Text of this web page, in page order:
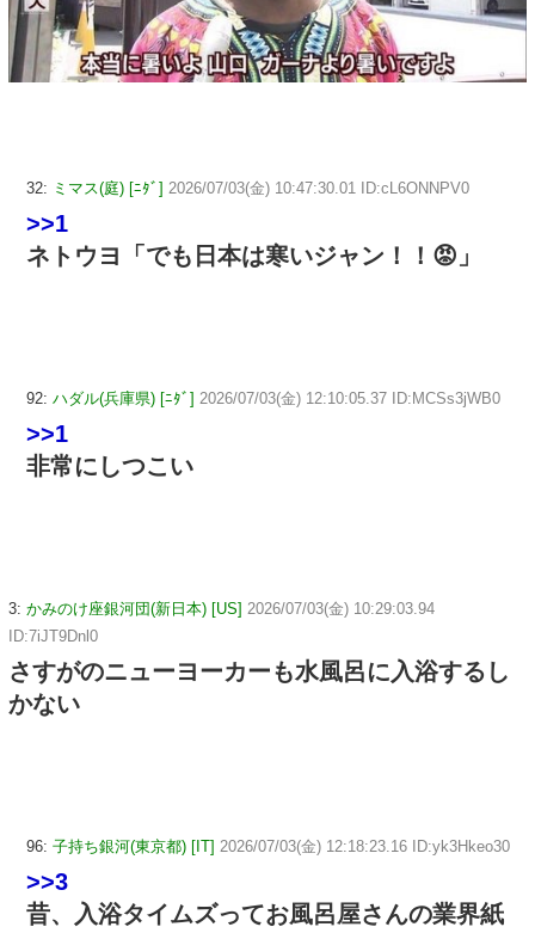
32: ミマス(庭) [ﾆﾀﾞ] 2026/07/03(金) 10:47:30.01 ID:cL6ONNPV0
>>1
ネトウヨ「でも日本は寒いジャン！！😡」
92: ハダル(兵庫県) [ﾆﾀﾞ] 2026/07/03(金) 12:10:05.37 ID:MCSs3jWB0
>>1
非常にしつこい
3: かみのけ座銀河団(新日本) [US] 2026/07/03(金) 10:29:03.94
ID:7iJT9Dnl0
さすがのニューヨーカーも水風呂に入浴するし
かない
96: 子持ち銀河(東京都) [IT] 2026/07/03(金) 12:18:23.16 ID:yk3Hkeo30
>>3
昔、入浴タイムズってお風呂屋さんの業界紙